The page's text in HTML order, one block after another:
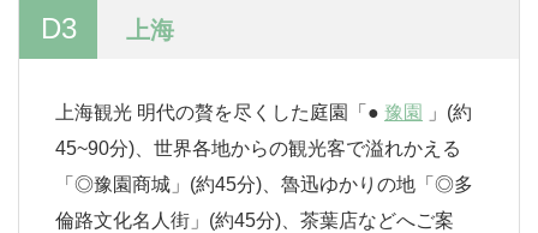
D3 上海
上海観光 明代の贅を尽くした庭園「● 豫園
」(約
45~90分)、世界各地からの観光客で溢れかえる
「◎豫園商城」(約45分)、魯迅ゆかりの地「◎多
倫路文化名人街」(約45分)、茶葉店などへご案